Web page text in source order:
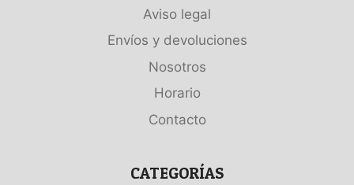
Aviso legal
Envíos y devoluciones
Nosotros
Horario
Contacto
CATEGORÍAS